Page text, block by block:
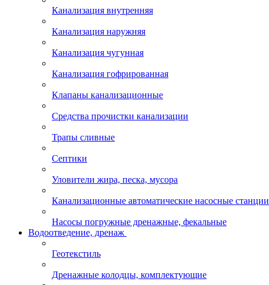
Канализация внутренняя
Канализация наружняя
Канализация чугунная
Канализация гофрированная
Клапаны канализационные
Средства прочистки канализации
Трапы сливные
Септики
Уловители жира, песка, мусора
Канализационные автоматические насосные станции
Насосы погружные дренажные, фекальные
Водоотведение, дренаж
Геотекстиль
Дренажные колодцы, комплектующие